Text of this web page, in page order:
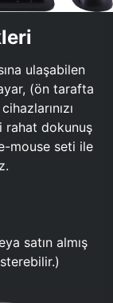
ulaşabilen
(ön tarafta
rahat dokunuş
mouse seti ile
satın almış